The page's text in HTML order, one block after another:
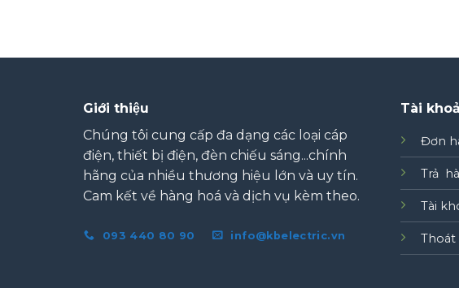
Giới thiệu
Chúng tôi cung cấp đa dạng các loại cáp
điện, thiết bị điện, đèn chiếu sáng...chính
hãng của nhiều thương hiệu lớn và uy tín.
Cam kết về hàng hoá và dịch vụ kèm theo.
093 440 80 90 info@kbelectric.vn
Tài
Đơn
Trả
Tài
Thoát